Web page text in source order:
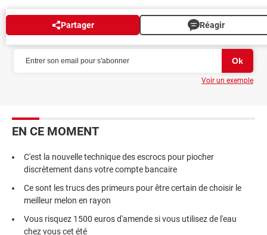
Partager Réagir
NEWSLETTER
Voir un exemple
EN CE MOMENT
C'est la nouvelle technique des escrocs pour piocher
discrètement dans votre compte bancaire
Ce sont les trucs des primeurs pour être certain de choisir le
meilleur melon en rayon
Vous risquez 1500 euros d'amende si vous utilisez de l'eau
chez vous cet été